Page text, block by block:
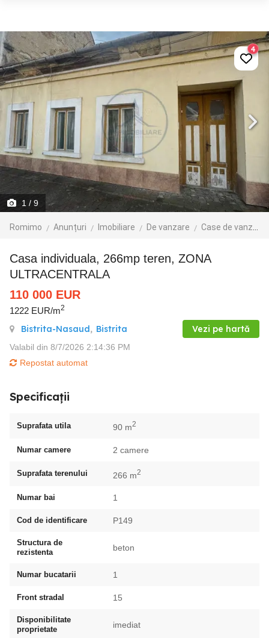
1 / 9
Romimo Anunțuri Imobiliare De vanzare Case de vanzare
4
Casa individuala, 266mp teren, ZONA
ULTRACENTRALA
110 000 EUR
1222 EUR/m2
Bistrita-Nasaud, Bistrita Vezi pe hartă
Valabil din 8/7/2026 2:14:36 PM
Repostat automat
Specificații
Suprafata utila 90 m2
Numar camere 2 camere
Suprafata terenului 266 m2
Numar bai 1
Cod de identificare P149
Structura de
rezistenta
beton
Numar bucatarii 1
Front stradal 15
Disponibilitate
proprietate
imediat